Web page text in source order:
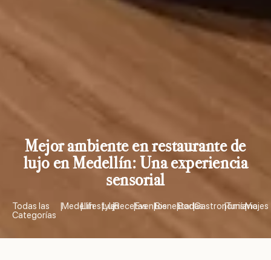
Mejor ambiente en restaurante de
lujo en Medellín: Una experiencia
sensorial
Todas las
Categorías
|Medellín
|Lifestyle
|Lujo
|Recetas
|Eventos
|Bienestar
|Bodas
|Gastronomía
|Turismo
|Viajes